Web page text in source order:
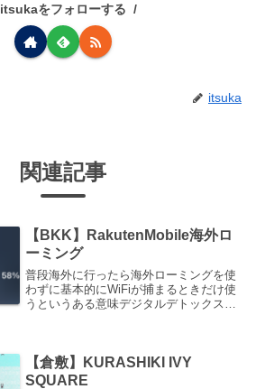
itsukaをフォローする
itsuka
関連記事
【BKK】RakutenMobile海外ロ
ーミング
普段海外に行ったら海外ローミングを使
わずに基本的にWiFiが捕まるときだけ使
うというある意味デジタルデトックス生
内でも頻繁につな...
【倉敷】KURASHIKI IVY
SQUARE